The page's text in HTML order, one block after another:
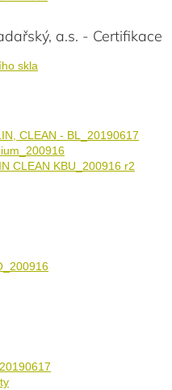
a.s. - Certifikace
skla
CLEAN - BL_20190617
CLEAN KBU_200916 r2